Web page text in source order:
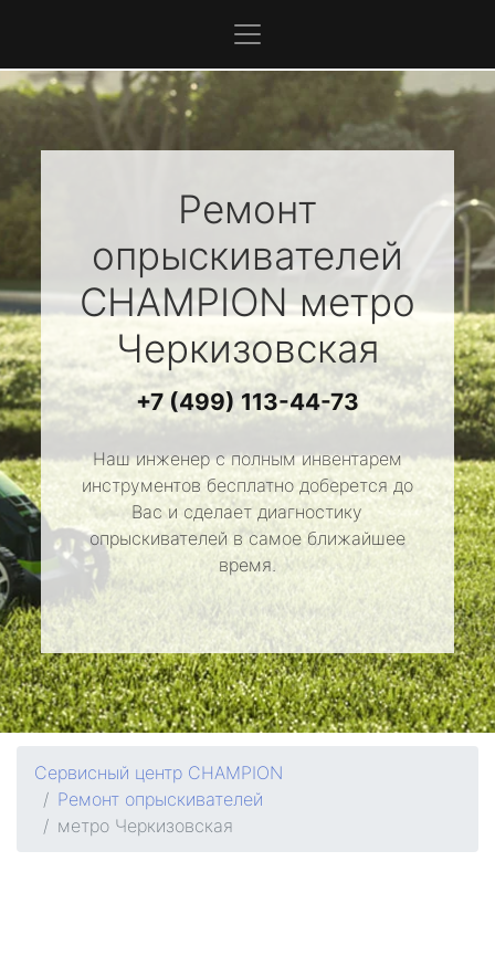
Ремонт
опрыскивателей
CHAMPIONметро
Черкизовская
+7 (499) 113-44-73
Наш инженер с полным инвентарем
инструментов бесплатно доберется до
Вас и сделает диагностику
опрыскивателей в самое ближайшее
время.
Сервисный центр CHAMPION
Ремонт опрыскивателей
метро Черкизовская